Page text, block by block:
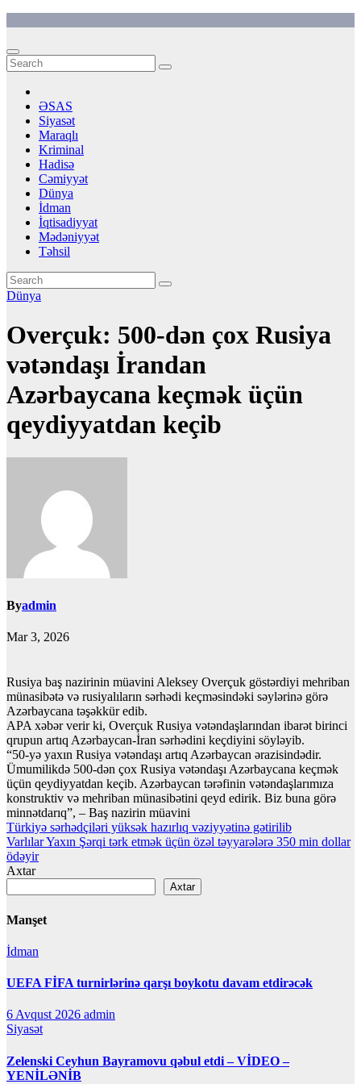
content
ƏSAS
Siyasət
Maraqlı
Kriminal
Hadisə
Cəmiyyət
Dünya
İdman
İqtisadiyyat
Mədəniyyət
Təhsil
Dünya
Overçuk: 500-dən çox Rusiya
vətəndaşı İrandan
Azərbaycana keçmək üçün
qeydiyyatdan keçib
Byadmin
Mar 3, 2026
Rusiya baş nazirinin müavini Aleksey Overçuk göstərdiyi mehriban
münasibətə və rusiyalıların sərhədi keçməsindəki səylərinə görə
Azərbaycana təşəkkür edib.
APA xəbər verir ki, Overçuk Rusiya vətəndaşlarından ibarət birinci
qrupun artıq Azərbaycan-İran sərhədini keçdiyini söyləyib.
“50-yə yaxın Rusiya vətəndaşı artıq Azərbaycan ərazisindədir.
Ümumilikdə 500-dən çox Rusiya vətəndaşı Azərbaycana keçmək
üçün qeydiyyatdan keçib. Azərbaycan tərəfinin vətəndaşlarımıza
konstruktiv və mehriban münasibətini qeyd edirik. Biz buna görə
minnətdarıq”, – Baş nazirin müavini
Yazı
naviqasiyası
Türkiyə sərhədçiləri yüksək hazırlıq vəziyyətinə gətirilib
Varlılar Yaxın Şərqi tərk etmək üçün özəl təyyarələrə 350 min dollar
ödəyir
Axtar
Axtar
Manşet
İdman
UEFA FİFA turnirlərinə qarşı boykotu davam etdirəcək
6 Avqust 2026 admin
Siyasət
Zelenski Ceyhun Bayramovu qəbul etdi – VİDEO –
YENİLƏNİB